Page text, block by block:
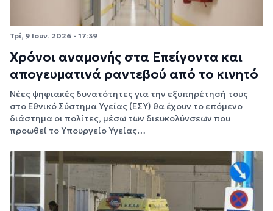
Τρί, 9 Ιουν. 2026 - 17:39
Χρόνοι αναμονής στα Επείγοντα και
απογευματινά ραντεβού από το κινητό
Νέες ψηφιακές δυνατότητες για την εξυπηρέτησή τους
στο Εθνικό Σύστημα Υγείας (ΕΣΥ) θα έχουν το επόμενο
διάστημα οι πολίτες, μέσω των διευκολύνσεων που
προωθεί το Υπουργείο Υγείας…